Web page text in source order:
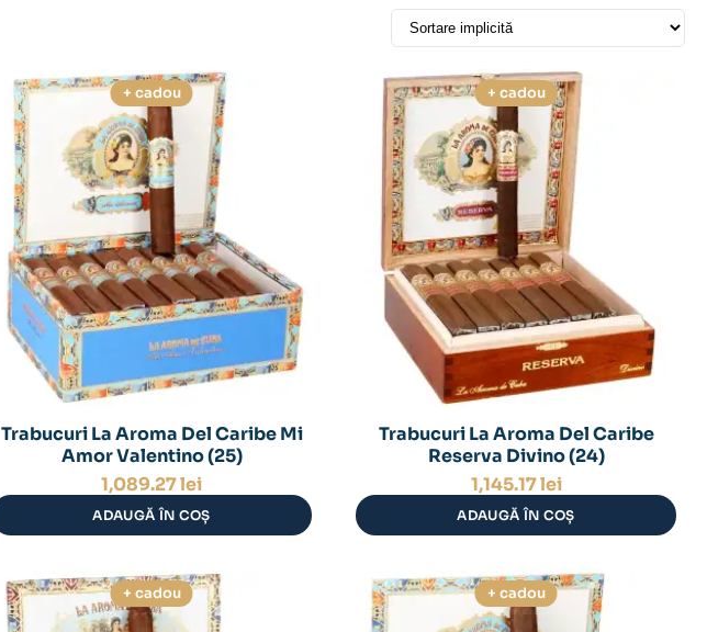
+ cadou
Trabucuri La Aroma Del Caribe Mi
Amor Valentino (25)
1,089.27lei
ADAUGĂ ÎN COȘ
+ cadou
Trabucuri La Aroma Del Caribe
Reserva Divino (24)
1,145.17lei
ADAUGĂ ÎN COȘ
+ cadou + cadou